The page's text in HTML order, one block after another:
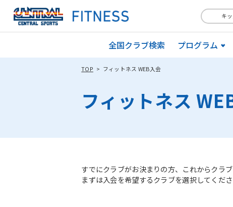
キ
全国クラブ検索 プログラム
TOP フィットネス WEB入会
フィットネス
すでにクラブがお決まりの方、これからクラブ
まずは入会を希望するクラブを選択してくださ